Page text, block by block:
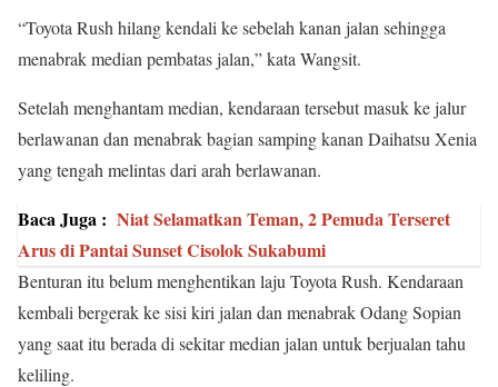
“Toyota Rush hilang kendali ke sebelah kanan jalan sehingga
menabrak median pembatas jalan,” kata Wangsit.
Setelah menghantam median, kendaraan tersebut masuk ke jalur
berlawanan dan menabrak bagian samping kanan Daihatsu Xenia
yang tengah melintas dari arah berlawanan.
Baca Juga : Niat Selamatkan Teman, 2 Pemuda Terseret
Arus di Pantai Sunset Cisolok Sukabumi
Benturan itu belum menghentikan laju Toyota Rush. Kendaraan
kembali bergerak ke sisi kiri jalan dan menabrak Odang Sopian
yang saat itu berada di sekitar median jalan untuk berjualan tahu
keliling.